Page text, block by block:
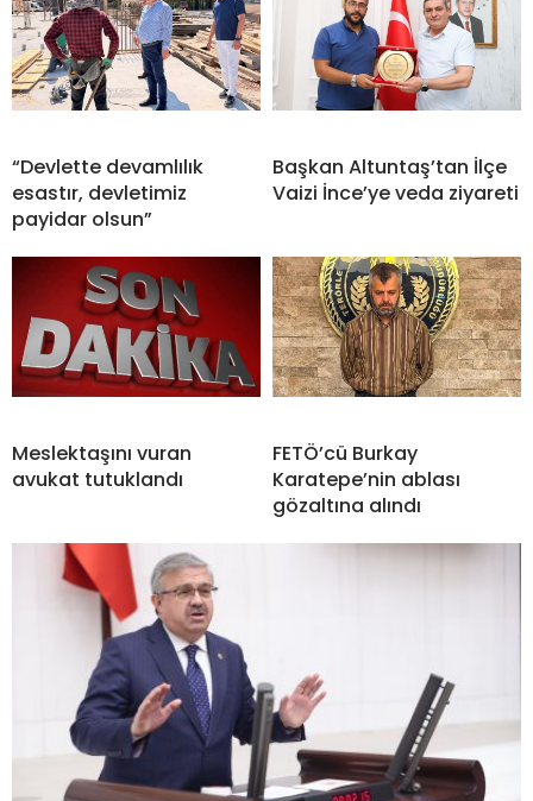
“Devlette devamlılık
esastır, devletimiz
payidar olsun”
Başkan Altuntaş’tan İlçe
Vaizi İnce’ye veda ziyareti
Meslektaşını vuran
avukat tutuklandı
FETÖ’cü Burkay
Karatepe’nin ablası
gözaltına alındı